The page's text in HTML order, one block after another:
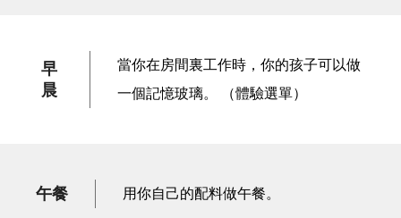
早
晨
當你在房間裏工作時，你的孩子可以做
一個記憶玻璃。 （體驗選單）
午餐 用你自己的配料做午餐。